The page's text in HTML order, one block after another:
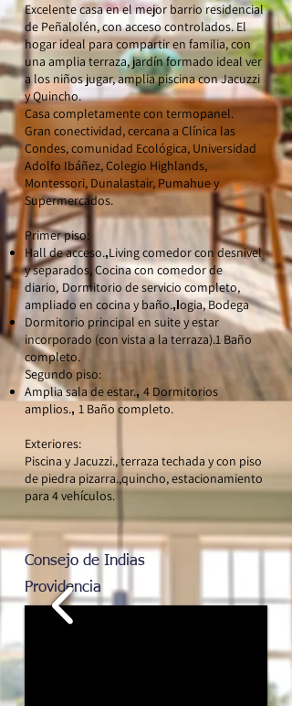
Excelente casa en el mejor barrio residencial
de Peñalolén, con acceso controlados. El
hogar ideal para compartir en familia, con
una amplia terraza, jardín formado ideal ver
a los niños jugar, amplia piscina con Jacuzzi
y Quincho.
Casa completamente con termopanel.
Gran conectividad, cercana a Clínica las
Condes, comunidad Ecológica, Universidad
Adolfo Ibáñez, Colegio Highlands,
Montessori, Dunalastair, Pumahue y
Supermercados.
Primer piso:
Hall de acceso.,Living comedor con desnivel
y separados,Cocina con comedor de
diario, Dormitorio de servicio completo,
ampliado en cocina y baño.,logia,Bodega
Dormitorio principal en suite y estar
incorporado (con vista a la terraza).1 Baño
completo.
Segundo piso:
Amplia sala de estar., 4 Dormitorios
amplios., 1 Baño completo.
Exteriores:
Piscina y Jacuzzi., terraza techada y con piso
de piedra pizarra.,quincho, estacionamiento
para 4 vehículos.
Consejo de Indias
Providencia